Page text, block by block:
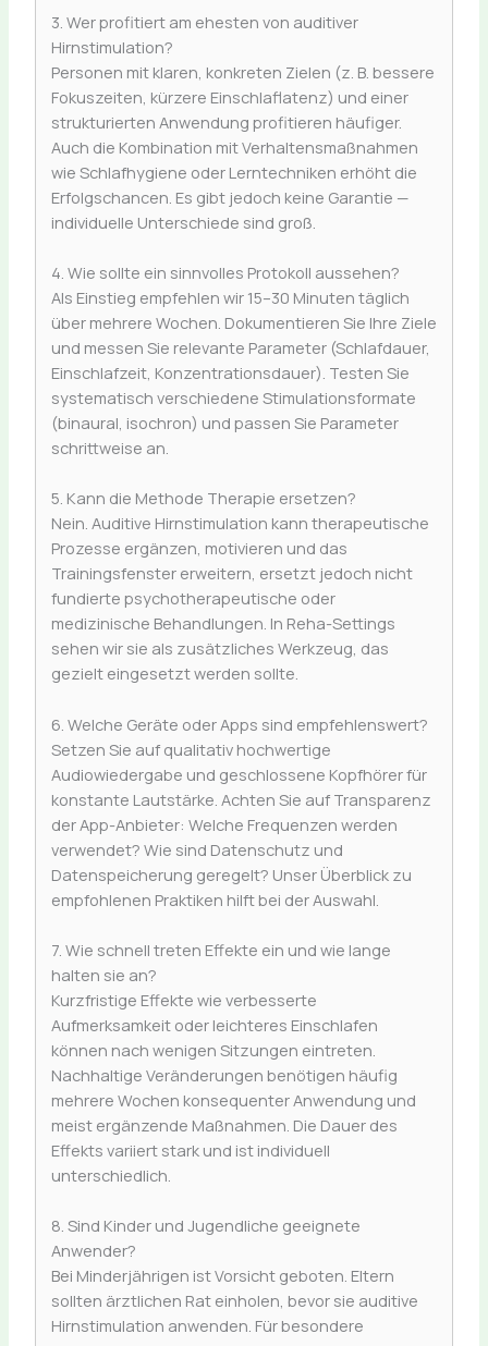
3. Wer profitiert am ehesten von auditiver
Hirnstimulation?
Personen mit klaren, konkreten Zielen (z. B. bessere
Fokuszeiten, kürzere Einschlaflatenz) und einer
strukturierten Anwendung profitieren häufiger.
Auch die Kombination mit Verhaltensmaßnahmen
wie Schlafhygiene oder Lerntechniken erhöht die
Erfolgschancen. Es gibt jedoch keine Garantie —
individuelle Unterschiede sind groß.
4. Wie sollte ein sinnvolles Protokoll aussehen?
Als Einstieg empfehlen wir 15–30 Minuten täglich
über mehrere Wochen. Dokumentieren Sie Ihre Ziele
und messen Sie relevante Parameter (Schlafdauer,
Einschlafzeit, Konzentrationsdauer). Testen Sie
systematisch verschiedene Stimulationsformate
(binaural, isochron) und passen Sie Parameter
schrittweise an.
5. Kann die Methode Therapie ersetzen?
Nein. Auditive Hirnstimulation kann therapeutische
Prozesse ergänzen, motivieren und das
Trainingsfenster erweitern, ersetzt jedoch nicht
fundierte psychotherapeutische oder
medizinische Behandlungen. In Reha-Settings
sehen wir sie als zusätzliches Werkzeug, das
gezielt eingesetzt werden sollte.
6. Welche Geräte oder Apps sind empfehlenswert?
Setzen Sie auf qualitativ hochwertige
Audiowiedergabe und geschlossene Kopfhörer für
konstante Lautstärke. Achten Sie auf Transparenz
der App-Anbieter: Welche Frequenzen werden
verwendet? Wie sind Datenschutz und
Datenspeicherung geregelt? Unser Überblick zu
empfohlenen Praktiken hilft bei der Auswahl.
7. Wie schnell treten Effekte ein und wie lange
halten sie an?
Kurzfristige Effekte wie verbesserte
Aufmerksamkeit oder leichteres Einschlafen
können nach wenigen Sitzungen eintreten.
Nachhaltige Veränderungen benötigen häufig
mehrere Wochen konsequenter Anwendung und
meist ergänzende Maßnahmen. Die Dauer des
Effekts variiert stark und ist individuell
unterschiedlich.
8. Sind Kinder und Jugendliche geeignete
Anwender?
Bei Minderjährigen ist Vorsicht geboten. Eltern
sollten ärztlichen Rat einholen, bevor sie auditive
Hirnstimulation anwenden. Für besondere